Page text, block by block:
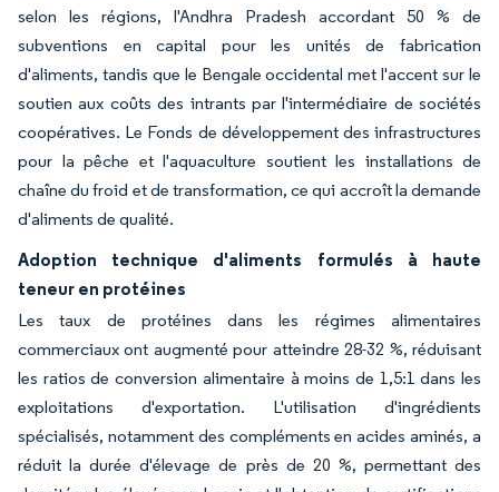
selon les régions, l'Andhra Pradesh accordant 50 % de
subventions en capital pour les unités de fabrication
d'aliments, tandis que le Bengale occidental met l'accent sur le
soutien aux coûts des intrants par l'intermédiaire de sociétés
coopératives. Le Fonds de développement des infrastructures
pour la pêche et l'aquaculture soutient les installations de
chaîne du froid et de transformation, ce qui accroît la demande
d'aliments de qualité.
Adoption technique d'aliments formulés à haute
teneur en protéines
Les taux de protéines dans les régimes alimentaires
commerciaux ont augmenté pour atteindre 28-32 %, réduisant
les ratios de conversion alimentaire à moins de 1,5:1 dans les
exploitations d'exportation. L'utilisation d'ingrédients
spécialisés, notamment des compléments en acides aminés, a
réduit la durée d'élevage de près de 20 %, permettant des